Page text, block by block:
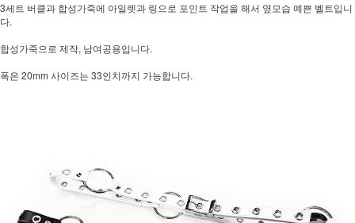
3세트 버클과 합성가죽에 아일렛과 링으로 포인트 작업을 해서 옆모습 예쁜 벨트입니
다.
합성가죽으로 제작, 남여공용입니다.
폭은 20mm 사이즈는 33인치까지 가능합니다.